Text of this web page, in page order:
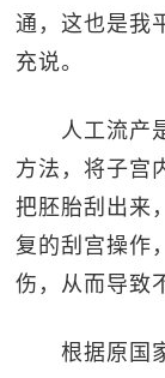
通，这也是我
充说。
人工流产是
方法，将子宫
把胚胎刮出来
复的刮宫操作
伤，从而导致
根据原国家